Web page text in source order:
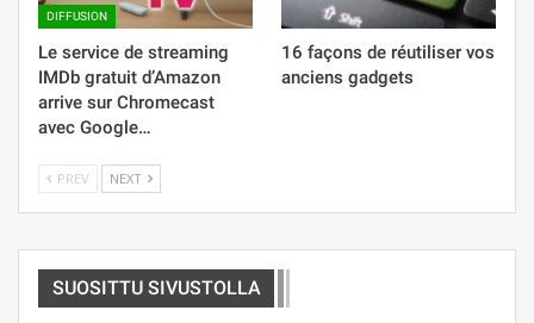
DIFFUSION
Le service de streaming
IMDb gratuit d’Amazon
arrive sur Chromecast
avec Google…
16 façons de réutiliser vos
anciens gadgets
PREV NEXT
SUOSITTU SIVUSTOLLA